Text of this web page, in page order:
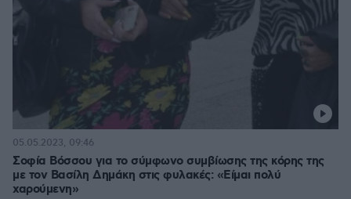
Σοφία Βόσσου για το σύμφωνο συμβίωσης της κόρης της
με τον Βασίλη Δημάκη στις φυλακές: «Είμαι πολύ
χαρούμενη»
05.05.2023, 09:46